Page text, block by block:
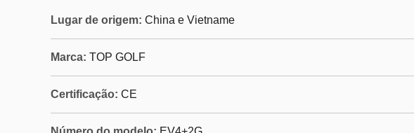
Lugar de origem: China e Vietname
Marca: TOP GOLF
Certificação: CE